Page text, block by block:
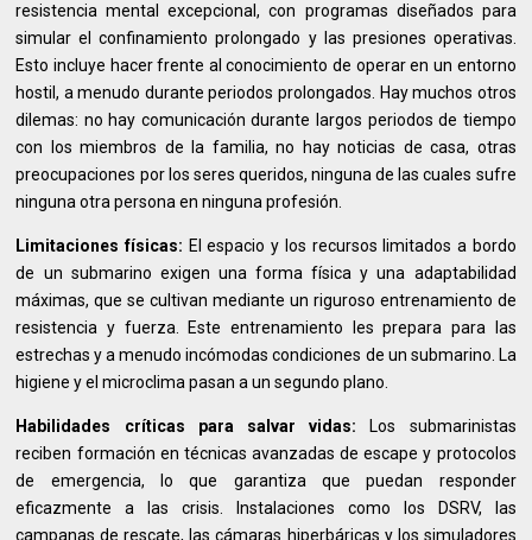
resistencia mental excepcional, con programas diseñados para
simular el confinamiento prolongado y las presiones operativas.
Esto incluye hacer frente al conocimiento de operar en un entorno
hostil, a menudo durante periodos prolongados. Hay muchos otros
dilemas: no hay comunicación durante largos periodos de tiempo
con los miembros de la familia, no hay noticias de casa, otras
preocupaciones por los seres queridos, ninguna de las cuales sufre
ninguna otra persona en ninguna profesión.
Limitaciones físicas: El espacio y los recursos limitados a bordo
de un submarino exigen una forma física y una adaptabilidad
máximas, que se cultivan mediante un riguroso entrenamiento de
resistencia y fuerza. Este entrenamiento les prepara para las
estrechas y a menudo incómodas condiciones de un submarino. La
higiene y el microclima pasan a un segundo plano.
Habilidades críticas para salvar vidas: Los submarinistas
reciben formación en técnicas avanzadas de escape y protocolos
de emergencia, lo que garantiza que puedan responder
eficazmente a las crisis. Instalaciones como los DSRV, las
campanas de rescate, las cámaras hiperbáricas y los simuladores